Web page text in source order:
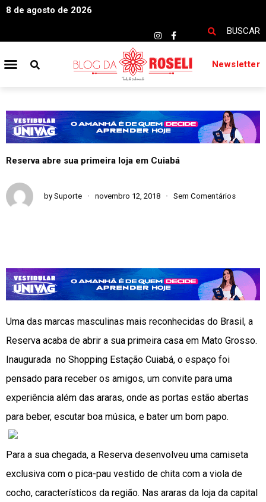
8 de agosto de 2026
BUSCAR
Newsletter
Reserva abre sua primeira loja em Cuiabá
by Suporte novembro 12, 2018 Sem Comentários
Uma das marcas masculinas mais reconhecidas do Brasil, a
Reserva acaba de abrir a sua primeira casa em Mato Grosso.
Inaugurada no Shopping Estação Cuiabá, o espaço foi
pensado para receber os amigos, um convite para uma
experiência além das araras, onde as portas estão abertas
para beber, escutar boa música, e bater um bom papo.
Para a sua chegada, a Reserva desenvolveu uma camiseta
exclusiva com o pica-pau vestido de chita com a viola de
cocho, característicos da região. Nas araras da loja da capital